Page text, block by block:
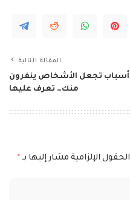
المقالة التالية
أسباب تجعل الأشخاص ينفرون
منك… تعرف عليها
الحقول الإلزامية مشار إليها بـ *